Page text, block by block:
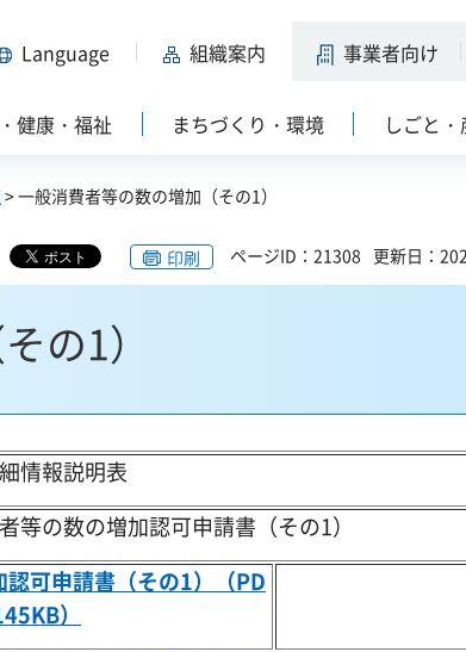
Language 組織案内 事業者向け
健康・福祉 まちづくり・環境 しごと
> 一般消費者等の数の増加（その1）
印刷 ページID：21308 更新日：
の1）
情報説明表
等の数の増加認可申請書（その1）
可申請書（その1）（PD
）